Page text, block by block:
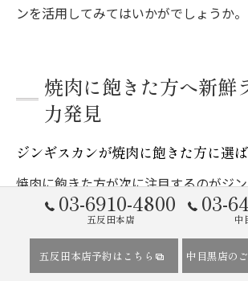
ンを活用してみてはいかがでしょうか。
焼肉に飽きた方へ新鮮
力発見
ジンギスカンが焼肉に飽きた方に選
焼肉に飽きた方が次に注目するのがジ
その大きな理由は、ラム肉ならではの
す。特に東京都品川区で体験できるバケ
03-6910-4800
五反田本店
03-
中
五反田本店予約はこちら 中目黒店の